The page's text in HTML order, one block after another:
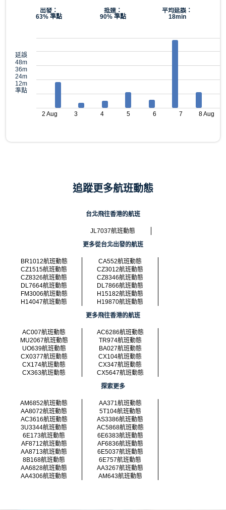
出發：
63% 準點
抵達：
90% 準點
平均延誤：
18min
延誤
48m
36m
24m
12m
準點
2 Aug 3 4 5 6 7 8 Aug
追蹤更多航班動態
台北飛往香港的航班
JL7037航班動態
更多從台北出發的航班
BR1012航班動態
CA552航班動態
CZ1515航班動態
CZ3012航班動態
CZ8326航班動態
CZ8346航班動態
DL7664航班動態
DL7866航班動態
FM3006航班動態
H15182航班動態
H14047航班動態
H19870航班動態
更多飛往香港的航班
AC007航班動態
AC6286航班動態
MU2067航班動態
TR974航班動態
UO639航班動態
BA027航班動態
CX0377航班動態
CX104航班動態
CX174航班動態
CX347航班動態
CX363航班動態
CX5647航班動態
探索更多
AM6852航班動態
AA371航班動態
AA8072航班動態
5T104航班動態
AC3616航班動態
AS3386航班動態
3U3344航班動態
AC5868航班動態
6E173航班動態
6E6383航班動態
AF8712航班動態
AF6836航班動態
AA8713航班動態
6E5037航班動態
8B168航班動態
6E757航班動態
AA6828航班動態
AA3267航班動態
AA4306航班動態
AM643航班動態